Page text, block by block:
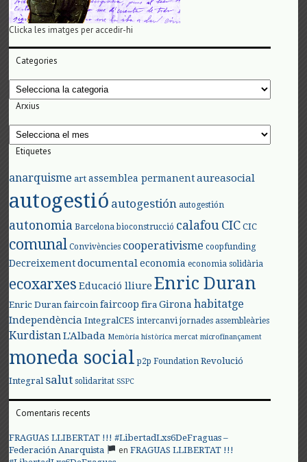
Clicka les imatges per accedir-hi
Categories
Categories
Arxius
Arxius
Etiquetes
anarquisme art assemblea permanent aureasocial
autogestió autogestión autogestión
autonomia Barcelona bioconstrucció calafou CIC CIC
comunal Convivències cooperativisme coopfunding
Decreixement documental economia economia solidària
ecoxarxes Educació lliure Enric Duran
Enric Duran faircoin faircoop fira Girona habitatge
Independència IntegralCES intercanvi jornades assembleàries
KurdistanL'Albada Memòria històrica mercat microfinançament
moneda social p2p Foundation Revolució
Integral salut solidaritat SSPC
Comentaris recents
FRAGUAS LLIBERTAT !!! #LibertadLxs6DeFraguas –
Federación Anarquista
enFRAGUAS LLIBERTAT !!!